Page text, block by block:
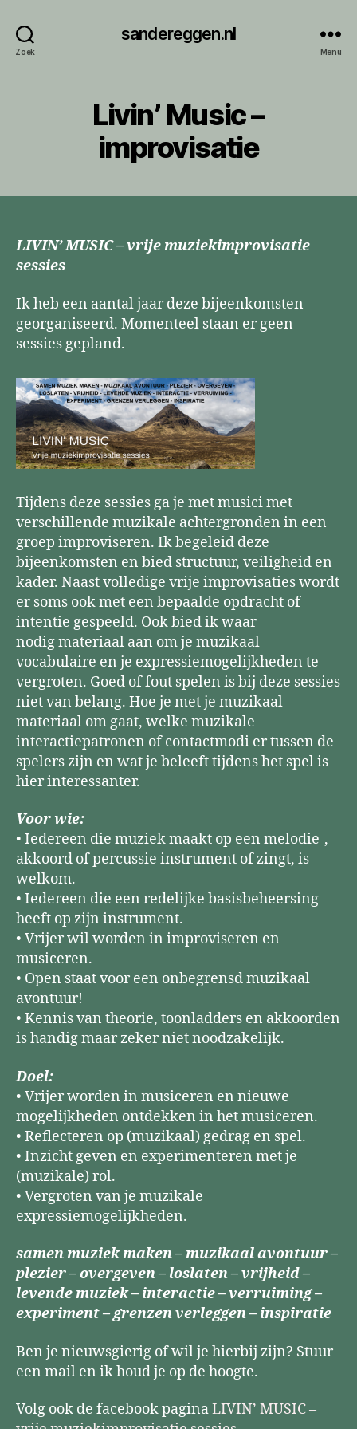
Zoek
sandereggen.nl
Menu
Livin’ Music –
improvisatie
LIVIN’ MUSIC – vrije muziekimprovisatie
sessies
Ik heb een aantal jaar deze bijeenkomsten
georganiseerd. Momenteel staan er geen
sessies gepland.
Tijdens deze sessies ga je met musici met
verschillende muzikale achtergronden in een
groep improviseren. Ik begeleid deze
bijeenkomsten en bied structuur, veiligheid en
kader. Naast volledige vrije improvisaties wordt
er soms ook met een bepaalde opdracht of
intentie gespeeld. Ook bied ik waar
nodig materiaal aan om je muzikaal
vocabulaire en je expressiemogelijkheden te
vergroten. Goed of fout spelen is bij deze sessies
niet van belang. Hoe je met je muzikaal
materiaal om gaat, welke muzikale
interactiepatronen of contactmodi er tussen de
spelers zijn en wat je beleeft tijdens het spel is
hier interessanter.
Voor wie:
• Iedereen die muziek maakt op een melodie-,
akkoord of percussie instrument of zingt, is
welkom.
• Iedereen die een redelijke basisbeheersing
heeft op zijn instrument.
• Vrijer wil worden in improviseren en
musiceren.
• Open staat voor een onbegrensd muzikaal
avontuur!
• Kennis van theorie, toonladders en akkoorden
is handig maar zeker niet noodzakelijk.
Doel:
• Vrijer worden in musiceren en nieuwe
mogelijkheden ontdekken in het musiceren.
• Reflecteren op (muzikaal) gedrag en spel.
• Inzicht geven en experimenteren met je
(muzikale) rol.
• Vergroten van je muzikale
expressiemogelijkheden.
samen muziek maken – muzikaal avontuur –
plezier – overgeven – loslaten – vrijheid –
levende muziek – interactie – verruiming –
experiment – grenzen verleggen – inspiratie
Ben je nieuwsgierig of wil je hierbij zijn? Stuur
een mail en ik houd je op de hoogte.
Volg ook de facebook paginaLIVIN’ MUSIC –